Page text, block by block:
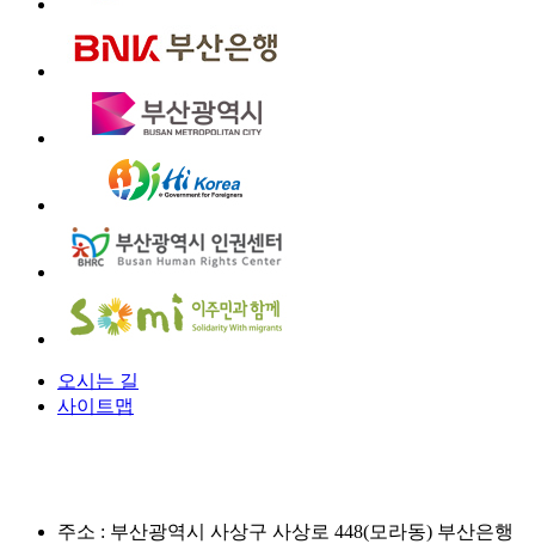
오시는 길
사이트맵
주소 : 부산광역시 사상구 사상로 448(모라동) 부산은행